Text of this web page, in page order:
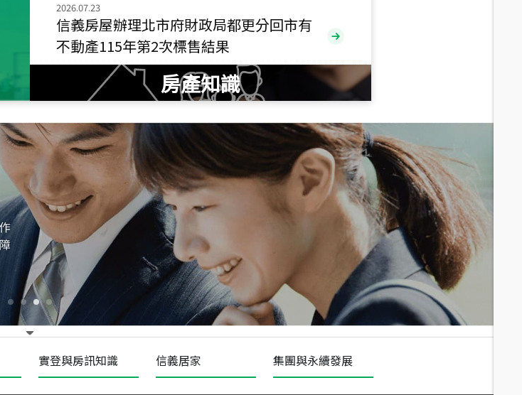
115年07月 成交
捷豹
台北市中山區長春路
總價
115年07月 成交
十泉十美
台北市北投區光明路
總價
1,020 萬
年 07 月 成交
四維天廈
新竹市新竹市四維路
總價
490萬
115 月 成交
菁英典藏
新竹市新竹市慈祥路
1,808萬
2026.07.23
信義房屋辦理北市府財政局都更分回市有
不動產115年第2次標售結果
房產知識
實登與房訊知識 信義居家 集團與永續發展